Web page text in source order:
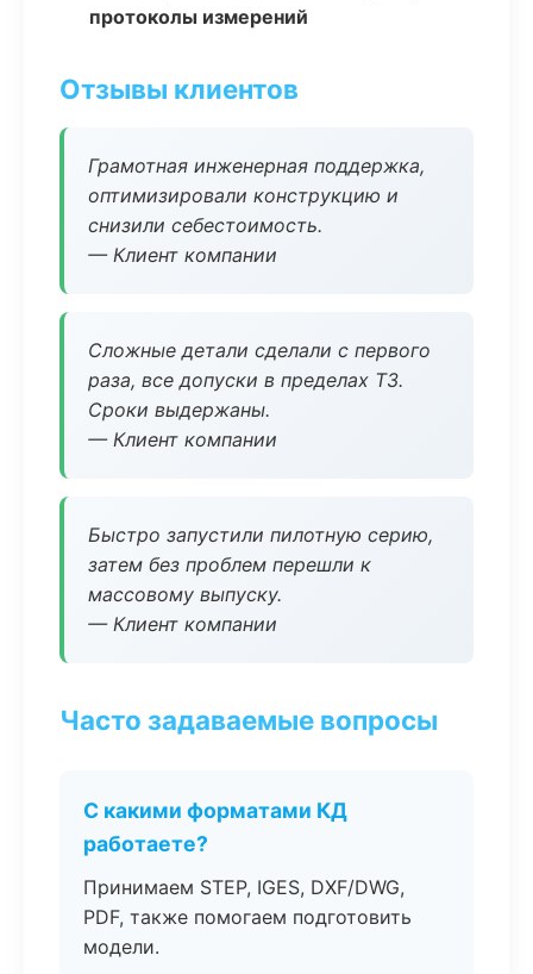
протоколы измерений
Отзывы клиентов
Грамотная инженерная поддержка,
оптимизировали конструкцию и
снизили себестоимость.
— Клиент компании
Сложные детали сделали с первого
раза, все допуски в пределах ТЗ.
Сроки выдержаны.
— Клиент компании
Быстро запустили пилотную серию,
затем без проблем перешли к
массовому выпуску.
— Клиент компании
Часто задаваемые вопросы
С какими форматами КД
работаете?
Принимаем STEP, IGES, DXF/DWG,
PDF, также помогаем подготовить
модели.